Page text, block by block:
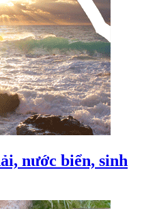
nước biển, sinh